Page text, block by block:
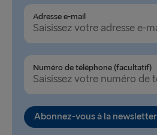
Adresse e-mail
Numéro de téléphone (facultatif)
Abonnez-vous à la newsletter